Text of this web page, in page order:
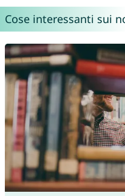
Cose interessanti sui